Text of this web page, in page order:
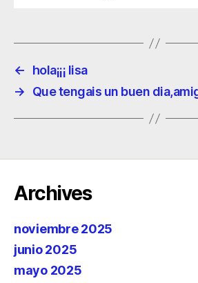
←
hola¡¡¡ lisa
→
Que tengais un buen
Archives
noviembre 2025
junio 2025
mayo 2025